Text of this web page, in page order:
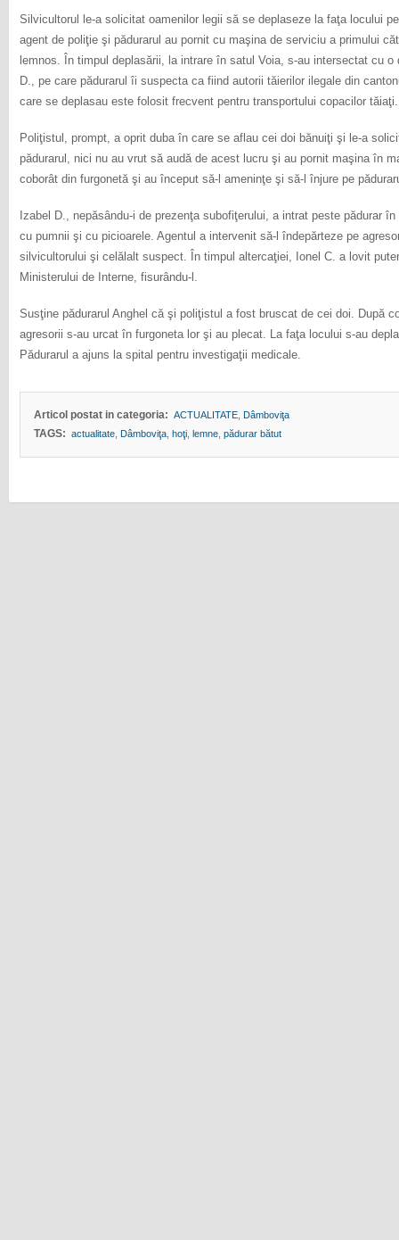
Silvicultorul le-a solicitat oamenilor legii să se deplaseze la faţa locului
agent de poliţie şi pădurarul au pornit cu maşina de serviciu a primului
lemnos. În timpul deplasării, la intrare în satul Voia, s-au intersectat cu
D., pe care pădurarul îi suspecta ca fiind autorii tăierilor ilegale din
care se deplasau este folosit frecvent pentru transportului copacilor tăiaţi.
Poliţistul, prompt, a oprit duba în care se aflau cei doi bănuiţi şi le-a
pădurarul, nici nu au vrut să audă de acest lucru şi au pornit maşina în
coborât din furgonetă şi au început să-l ameninţe şi să-l înjure pe
Izabel D., nepăsându-i de prezenţa subofiţerului, a intrat peste pădurar
cu pumnii şi cu picioarele. Agentul a intervenit să-l îndepărteze pe
silvicultorului şi celălalt suspect. În timpul altercaţiei, Ionel C. a lovit
Ministerului de Interne, fisurându-l.
Susţine pădurarul Anghel că şi poliţistul a fost bruscat de cei doi. După
agresorii s-au urcat în furgoneta lor şi au plecat. La faţa locului s-au
Pădurarul a ajuns la spital pentru investigaţii medicale.
Articol postat in categoria: ACTUALITATE, Dâmboviţa
TAGS: actualitate, Dâmboviţa, hoţi, lemne, pădurar bătut